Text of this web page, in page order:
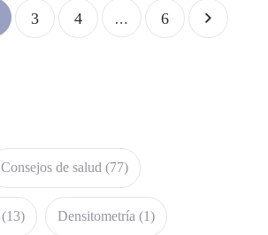
3 4 … 6
Consejos de salud (77)
(13) Densitometría (1)